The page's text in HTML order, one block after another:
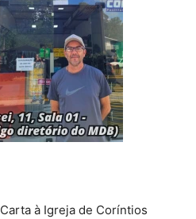
à Igreja de Coríntios